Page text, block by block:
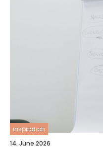
inspiration
14. June 2026